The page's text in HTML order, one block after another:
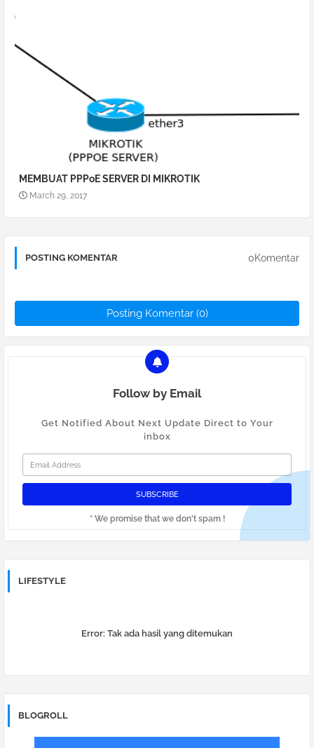
MEMBUAT PPPoE SERVER DI MIKROTIK
March 29, 2017
POSTING KOMENTAR 0Komentar
Posting Komentar (0)
Follow by Email
Get Notified About Next Update Direct to Your
inbox
* We promise that we don't spam !
LIFESTYLE
Error: Tak ada hasil yang ditemukan
BLOGROLL